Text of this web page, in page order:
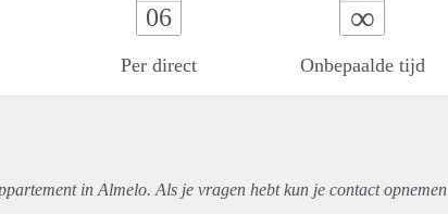
06
Per direct
∞
Onbepaalde tijd
in Almelo. Als je vragen hebt kun je contact opnemen